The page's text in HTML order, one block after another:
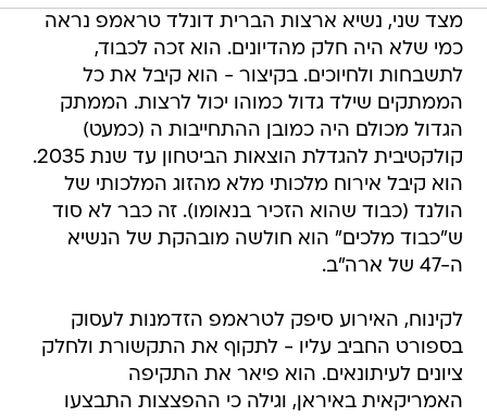
מצד שני, נשיא ארצות הברית דונלד טראמפ נראה
כמי שלא היה חלק מהדיונים. הוא זכה לכבוד,
לתשבחות ולחיוכים. בקיצור - הוא קיבל את כל
הממתקים שילד גדול כמוהו יכול לרצות. הממתק
הגדול מכולם היה כמובן ההתחייבות ה (כמעט)
קולקטיבית להגדלת הוצאות הביטחון עד שנת 2035.
הוא קיבל אירוח מלכותי מלא מהזוג המלכותי של
הולנד (כבוד שהוא הזכיר בנאומו). זה כבר לא סוד
ש"כבוד מלכים" הוא חולשה מובהקת של הנשיא
ה-47 של ארה"ב.
לקינוח, האירוע סיפק לטראמפ הזדמנות לעסוק
בספורט החביב עליו - לתקוף את התקשורת ולחלק
ציונים לעיתונאים. הוא פיאר את התקיפה
האמריקאית באיראן, וגילה כי ההפצצות התבצעו